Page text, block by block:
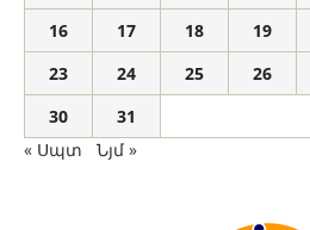
16
17 18 19
23
24 25 26
30
31
« Սպտ
Նյմ »